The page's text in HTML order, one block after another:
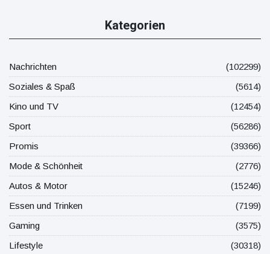
Kategorien
Nachrichten
(102299)
Soziales & Spaß
(5614)
Kino und TV
(12454)
Sport
(56286)
Promis
(39366)
Mode & Schönheit
(2776)
Autos & Motor
(15246)
Essen und Trinken
(7199)
Gaming
(3575)
Lifestyle
(30318)